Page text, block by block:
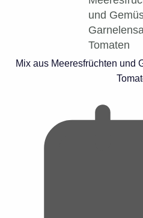
Mix aus Meeresfrüchten und